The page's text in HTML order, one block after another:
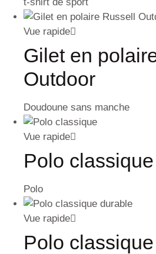
Vue rapide
Gilet en
Outdoor
Doudoune sans manche
Vue rapide
Polo
Polo
Vue rapide
Polo